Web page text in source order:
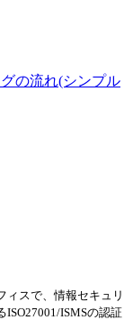
の流れ(シンプル
ィスで、情報セキュリ
ISMSの認証